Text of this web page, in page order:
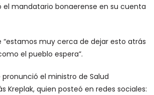
el mandatario bonaerense en su cuenta
“estamos muy cerca de dejar esto atrás
el pueblo espera”.
pronunció el ministro de Salud
Kreplak, quien posteó en redes sociales: